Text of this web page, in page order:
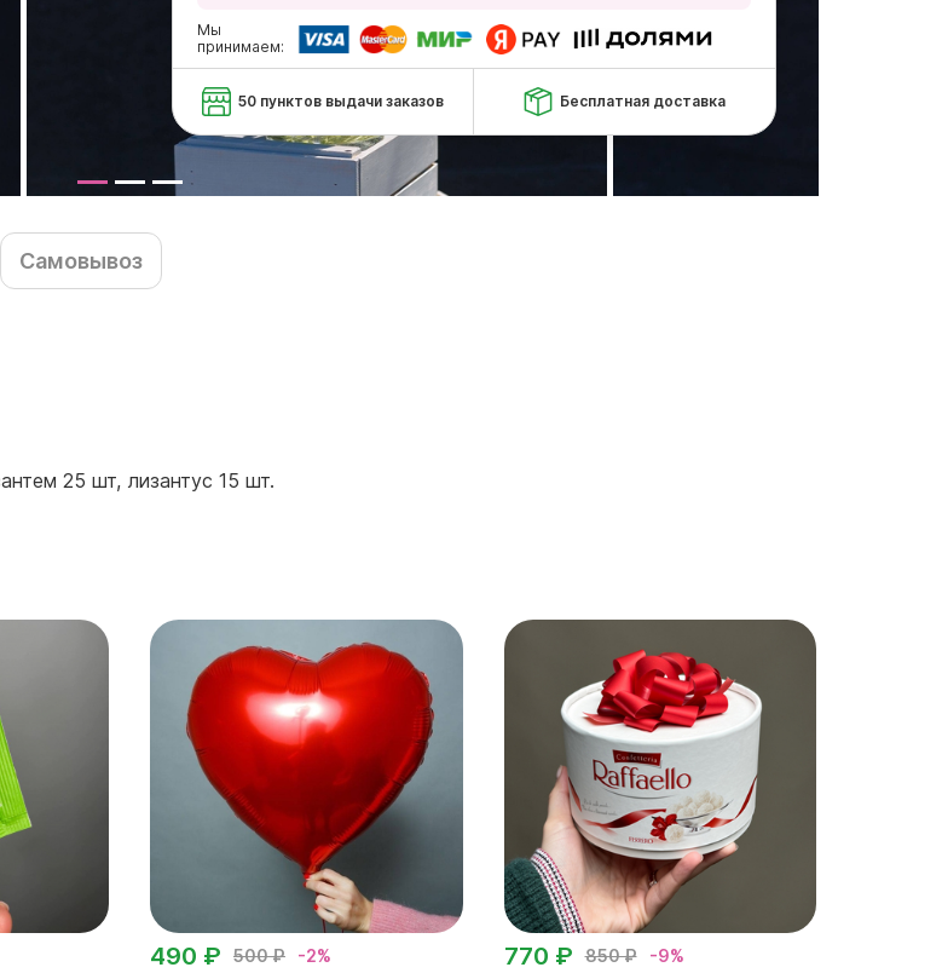
Мы
принимаем:
50 пунктов выдачи заказов Бесплатная доставка
Самовывоз
25 шт, лизантус 15 шт.
500 ₽ -2%
490 ₽ 850 ₽ -9%
770 ₽